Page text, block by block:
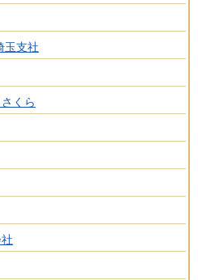
玉支社
くら